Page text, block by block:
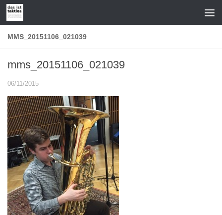
Zum Inhalt springen
MMS_20151106_021039
mms_20151106_021039
06/11/2015